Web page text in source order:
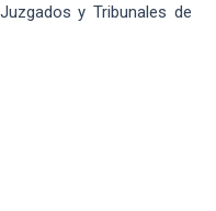
y Tribunales de